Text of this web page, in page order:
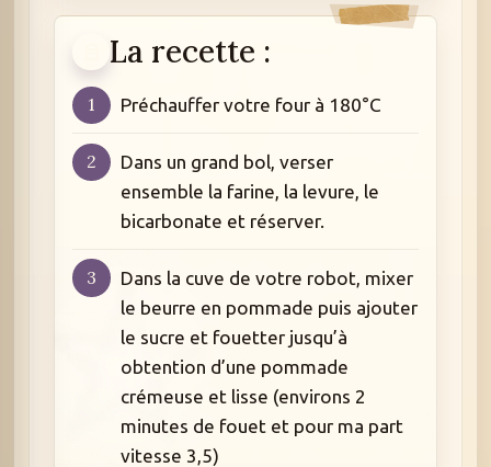
La recette :
Préchauffer votre four à 180°C
Dans un grand bol, verser
ensemble la farine, la levure, le
bicarbonate et réserver.
Dans la cuve de votre robot, mixer
le beurre en pommade puis ajouter
le sucre et fouetter jusqu’à
obtention d’une pommade
crémeuse et lisse (environs 2
minutes de fouet et pour ma part
vitesse 3,5)